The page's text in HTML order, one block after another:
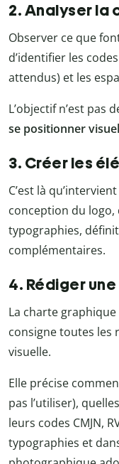
2. Analyser la
Observer ce que
d’identifier les
attendus) et les
L’objectif n’est pas
se positionner
3. Créer les
C’est là
conception du logo,
typographies,
complémentaires.
4. Rédiger
La charte graphique
consigne toutes les
visuelle.
Elle précise
pas l’utiliser),
leurs codes CMJN,
typographies et